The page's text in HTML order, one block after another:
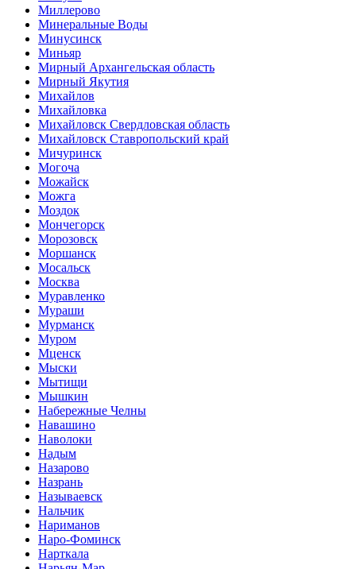
Миллерово
Минеральные Воды
Минусинск
Миньяр
Мирный Архангельская область
Мирный Якутия
Михайлов
Михайловка
Михайловск Свердловская область
Михайловск Ставропольский край
Мичуринск
Могоча
Можайск
Можга
Моздок
Мончегорск
Морозовск
Моршанск
Мосальск
Москва
Муравленко
Мураши
Мурманск
Муром
Мценск
Мыски
Мытищи
Мышкин
Набережные Челны
Навашино
Наволоки
Надым
Назарово
Назрань
Называевск
Нальчик
Нариманов
Наро-Фоминск
Нарткала